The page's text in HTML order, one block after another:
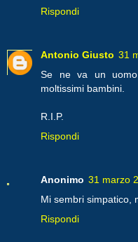
Rispondi
Antonio Giusto 31
Se ne va un
moltissimi bambini.
R.I.P.
Rispondi
Anonimo 31 marzo
Mi sembri simpatico,
Rispondi